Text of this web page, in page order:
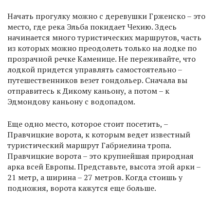
Начать прогулку можно с деревушки Грженско – это
место, где река Эльба покидает Чехию. Здесь
начинается много туристических маршрутов, часть
из которых можно преодолеть только на лодке по
прозрачной речке Каменице. Не переживайте, что
лодкой придется управлять самостоятельно –
путешественников везет гондольер. Сначала вы
отправитесь к Дикому каньону, а потом – к
Эдмондову каньону с водопадом.
Еще одно место, которое стоит посетить, –
Правчицкие ворота, к которым ведет известный
туристический маршрут Габриелина тропа.
Правчицкие ворота – это крупнейшая природная
арка всей Европы. Представьте, высота этой арки –
21 метр, а ширина – 27 метров. Когда стоишь у
подножия, ворота кажутся еще больше.